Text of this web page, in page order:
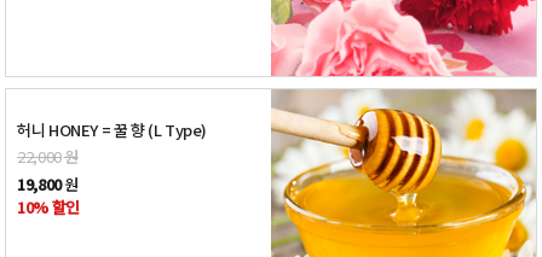
허니 HONEY = 꿀 향 (L Type)
22,000원
19,800원
10% 할인